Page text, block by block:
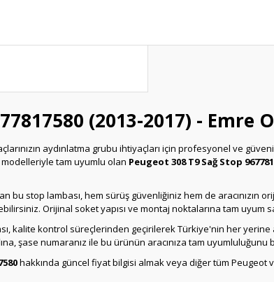
(2013-2017) - Emre
aydınlatma grubu ihtiyaçları için profesyonel ve
tam uyumlu olan Peugeot 308 T9 Sağ Stop
bu stop lambası, hem sürüş güvenliğiniz hem de
Orijinal soket yapısı ve montaj noktalarına tam uyum
kalite kontrol süreçlerinden geçirilerek Türkiye'nin her yerine
şase numaranız ile bu ürünün aracınıza tam
hakkında güncel fiyat bilgisi almak veya diğer tüm Peugeot